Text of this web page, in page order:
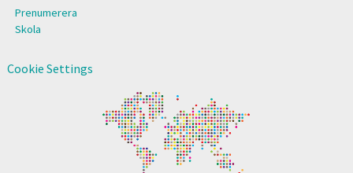
Prenumerera
Skola
Cookie Settings